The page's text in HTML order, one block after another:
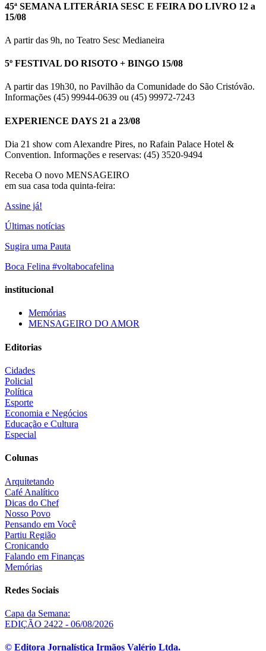
45ª SEMANA LITERÁRIA SESC E FEIRA DO LIVRO 12 a
15/08
A partir das 9h, no Teatro Sesc Medianeira
5º FESTIVAL DO RISOTO + BINGO 15/08
A partir das 19h30, no Pavilhão da Comunidade do São Cristóvão.
Informações (45) 99944-0639 ou (45) 99972-7243
EXPERIENCE DAYS 21 a 23/08
Dia 21 show com Alexandre Pires, no Rafain Palace Hotel &
Convention. Informações e reservas: (45) 3520-9494
Receba O novo MENSAGEIRO
em sua casa toda quinta-feira:
Assine já!
Últimas notícias
Sugira uma Pauta
Boca Felina #voltabocafelina
institucional
Memórias
MENSAGEIRO DO AMOR
Editorias
Cidades
Policial
Política
Esporte
Economia e Negócios
Educação e Cultura
Especial
Colunas
Arquitetando
Café Analítico
Dicas do Chef
Nosso Povo
Pensando em Você
Partiu Região
Cronicando
Falando em Finanças
Memórias
Redes Sociais
Capa da Semana:
EDIÇÃO 2422 - 06/08/2026
© Editora Jornalística Irmãos Valério Ltda.